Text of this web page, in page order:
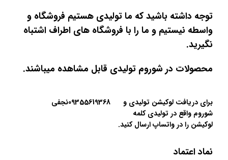
توجه داشته باشید که ما تولیدی هستیم فروشگاه و
واسطه نیستیم و ما را با فروشگاه های اطراف اشتباه
نگیرید.
محصولات در شوروم تولیدی قابل مشاهده میباشند.
برای دریافت لوکیشن تولیدی و
شوروم واقع در تولیدی کلمه
لوکیشن را در واتساپ ارسال کنید.
09355619368نجفی
نماد اعتماد